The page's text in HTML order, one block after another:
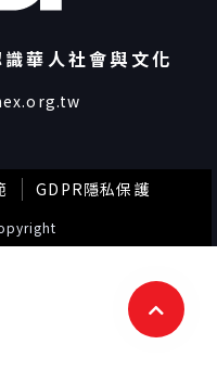
華人社會與文化
GDPR隱私保護